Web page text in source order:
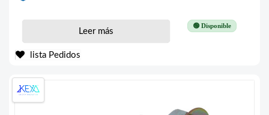
🟢 Disponible
Leer más
lista Pedidos